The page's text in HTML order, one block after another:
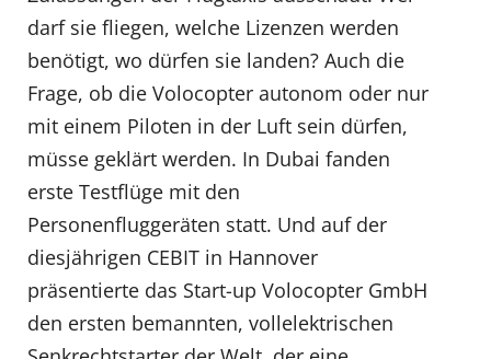
darf sie fliegen, welche Lizenzen werden
benötigt, wo dürfen sie landen? Auch die
Frage, ob die Volocopter autonom oder nur
mit einem Piloten in der Luft sein dürfen,
müsse geklärt werden. In Dubai fanden
erste Testflüge mit den
Personenfluggeräten statt. Und auf der
diesjährigen CEBIT in Hannover
präsentierte das Start-up Volocopter GmbH
den ersten bemannten, vollelektrischen